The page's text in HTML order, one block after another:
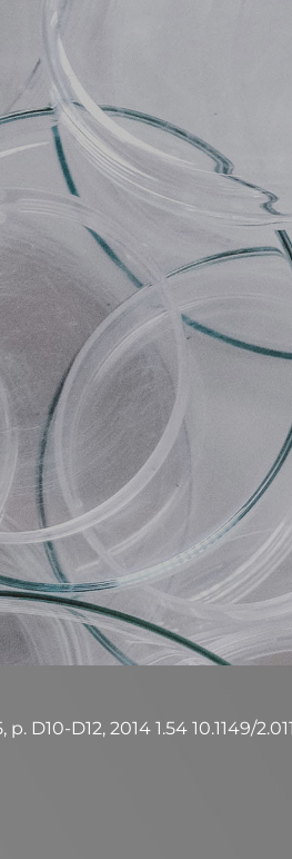
D10-D12, 2014 1.54 10.1149/